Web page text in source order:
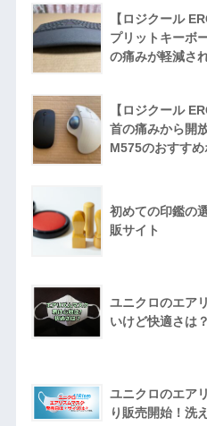
【ロジクール
プリットキーボ
の痛みが軽減さ
【ロジクール
首の痛みから開
M575のおすすめ
初めての印鑑の
販サイト
ユニクロのエア
いけど快適さは？
ユニクロのエア
り販売開始！洗